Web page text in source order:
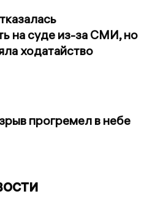
на суде из-за СМИ, но
ходатайство
прогремел в небе